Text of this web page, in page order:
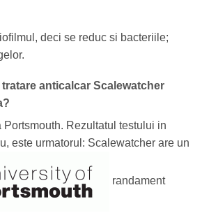
deci se reduc si bacteriile;
anticalcar Scalewatcher
Portsmouth. Rezultatul testului in
este urmatorul: Scalewatcher are un
randament